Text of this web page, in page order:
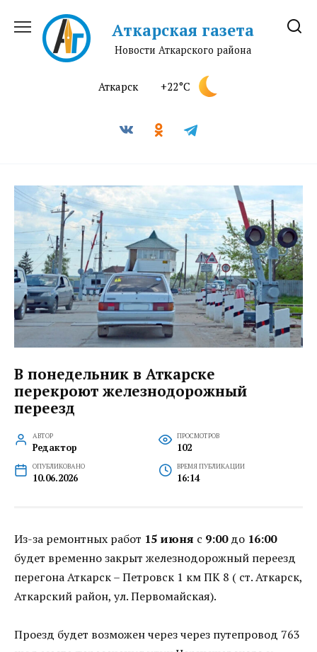
содержанию
Аткарская газета
Новости Аткарского района
Аткарск +22°C
В понедельник в Аткарске
перекроют железнодорожный
переезд
АВТОР
Редактор
ПРОСМОТРОВ
102
ОПУБЛИКОВАНО
10.06.2026
ВРЕМЯ ПУБЛИКАЦИИ
16:14
Из-за ремонтных работ 15 июня с 9:00до 16:00
будет временно закрыт железнодорожный переезд
перегона Аткарск – Петровск 1 км ПК 8 ( ст. Аткарск,
Аткарский район, ул. Первомайская).
Проезд будет возможен через через путепровод 763